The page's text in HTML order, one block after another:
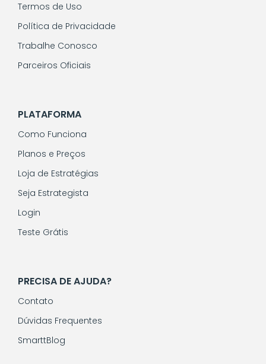
Termos de Uso
Política de Privacidade
Trabalhe Conosco
Parceiros Oficiais
PLATAFORMA
Como Funciona
Planos e Preços
Loja de Estratégias
Seja Estrategista
Login
Teste Grátis
PRECISA DE AJUDA?
Contato
Dúvidas Frequentes
SmarttBlog